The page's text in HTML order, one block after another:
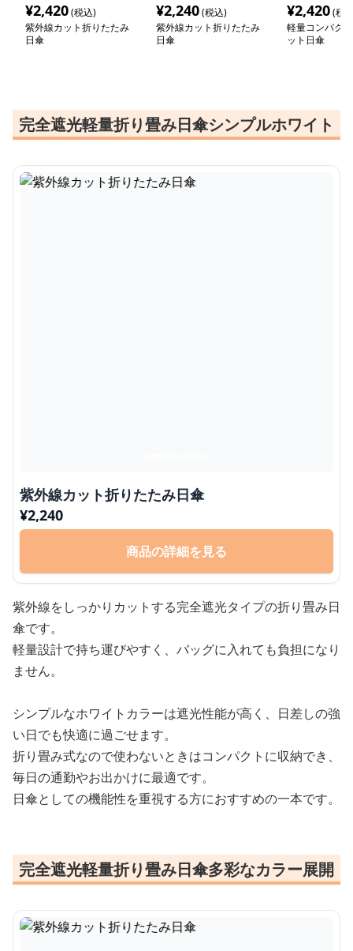
¥2,420(税込)
紫外線カット折りたたみ
日傘
¥2,240(税込)
紫外線カット折りたたみ
日傘
¥2,420(税
軽量コンパク
ット日傘
完全遮光軽量折り畳み日傘シンプルホワイト
紫外線カット折りたたみ日傘
¥2,240
商品の詳細を見る
紫外線をしっかりカットする完全遮光タイプの折り畳み日
傘です。
軽量設計で持ち運びやすく、バッグに入れても負担になり
ません。
シンプルなホワイトカラーは遮光性能が高く、日差しの強
い日でも快適に過ごせます。
折り畳み式なので使わないときはコンパクトに収納でき、
毎日の通勤やお出かけに最適です。
日傘としての機能性を重視する方におすすめの一本です。
完全遮光軽量折り畳み日傘多彩なカラー展開